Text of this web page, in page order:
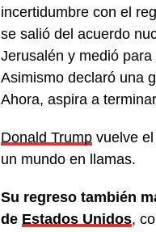
incertidumbre con el
se salió del acuerdo
Jerusalén y medió
Asimismo declaró una
Ahora, aspira a
Donald Trump vuelve
un mundo en llamas.
Su regreso también
de Estados Unidos,